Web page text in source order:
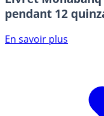
pendant 12
En savoir plus